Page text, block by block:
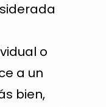
o
a un
bien,